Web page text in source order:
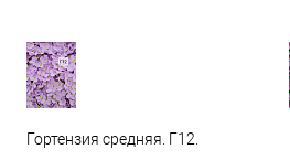
Гортензия средняя. Г12.